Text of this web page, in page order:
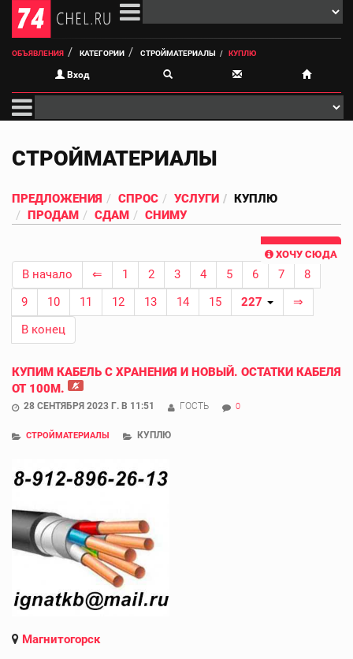
ОБЪЯВЛЕНИЯ КАТЕГОРИИ СТРОЙМАТЕРИАЛЫ КУПЛЮ
Вход
СТРОЙМАТЕРИАЛЫ
ПРЕДЛОЖЕНИЯ СПРОС УСЛУГИ
КУПЛЮ
ПРОДАМ
СДАМ СНИМУ
ХОЧУ СЮДА
В начало ⇐ 1 2 3 4 5 6 7
8
9
10 11 12 13 14 15 227
⇒
В конец
КУПИМ КАБЕЛЬ С ХРАНЕНИЯ И НОВЫЙ. ОСТАТКИ КАБЕЛЯ
ОТ 100М.
28 СЕНТЯБРЯ 2023 Г. В 11:51 ГОСТЬ 0
СТРОЙМАТЕРИАЛЫ КУПЛЮ
Магнитогорск